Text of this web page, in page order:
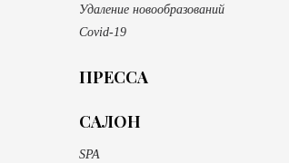
Удаление новообразований
Covid-19
ПРЕССА
САЛОН
SPA